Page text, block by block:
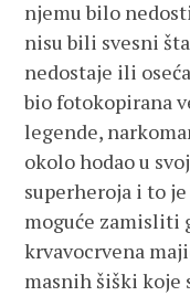
njemu bilo
nisu bili svesni
nedostaje ili
bio fotokopirana
legende,
okolo hodao u
superheroja i to
moguće zamisliti
krvavocrvena
masnih šiški koje